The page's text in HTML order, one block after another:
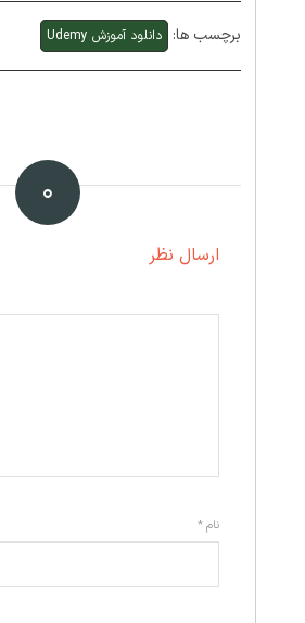
برچسب ها: دانلود آموزش Udemy
۰
ارسال نظر
نام*